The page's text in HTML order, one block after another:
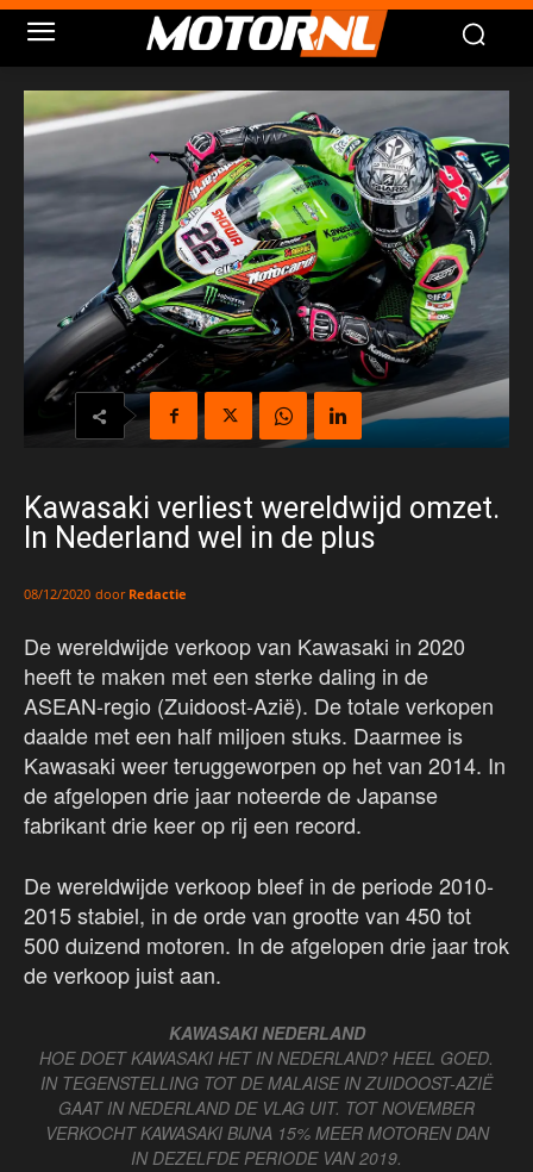
Kawasaki verliest wereldwijd omzet.
In Nederland wel in de plus
08/12/2020 door Redactie
De wereldwijde verkoop van Kawasaki in 2020
heeft te maken met een sterke daling in de
ASEAN-regio (Zuidoost-Azië). De totale verkopen
daalde met een half miljoen stuks. Daarmee is
Kawasaki weer teruggeworpen op het van 2014. In
de afgelopen drie jaar noteerde de Japanse
fabrikant drie keer op rij een record.
De wereldwijde verkoop bleef in de periode 2010-
2015 stabiel, in de orde van grootte van 450 tot
500 duizend motoren. In de afgelopen drie jaar trok
de verkoop juist aan.
KAWASAKI NEDERLAND
HOE DOET KAWASAKI HET IN NEDERLAND? HEEL GOED.
IN TEGENSTELLING TOT DE MALAISE IN ZUIDOOST-AZIË
GAAT IN NEDERLAND DE VLAG UIT. TOT NOVEMBER
VERKOCHT KAWASAKI BIJNA 15% MEER MOTOREN DAN
IN DEZELFDE PERIODE VAN 2019.